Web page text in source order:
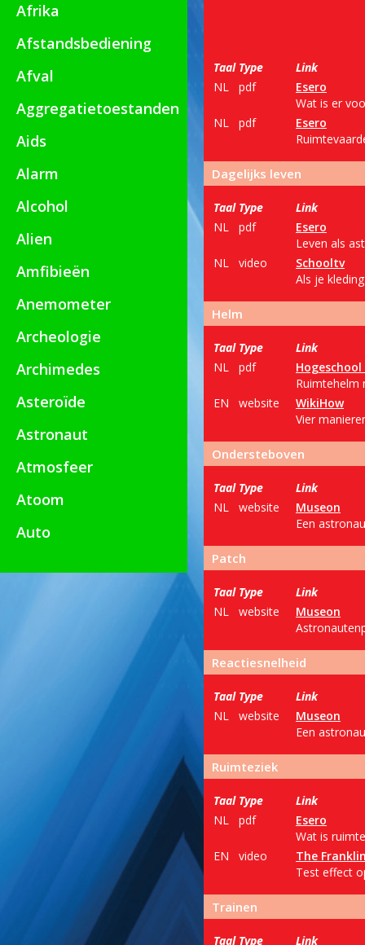
Afrika
Afstandsbediening
Afval
Aggregatietoestanden
Aids
Alarm
Alcohol
Alien
Amfibieën
Anemometer
Archeologie
Archimedes
Asteroïde
Astronaut
Atmosfeer
Atoom
Auto
Taal Type
Link
NL
pdf
Esero
Wat is er
NL
pdf
Esero
Dagelijks leven
Taal Type
Link
NL
pdf
Esero
Leven als
NL
video
Schooltv
Als je
Helm
Taal Type
Link
NL
pdf
Ruimtehelm
EN
website
WikiHow
Vier
Ondersteboven
Taal Type
Link
NL
website
Museon
Een
Patch
Taal Type
Link
NL
website
Museon
Reactiesnelheid
Taal Type
Link
NL
website
Museon
Een
Ruimteziek
Taal Type
Link
NL
pdf
Esero
Wat is
EN
video
The
Test effect
Trainen
Taal Type
Link